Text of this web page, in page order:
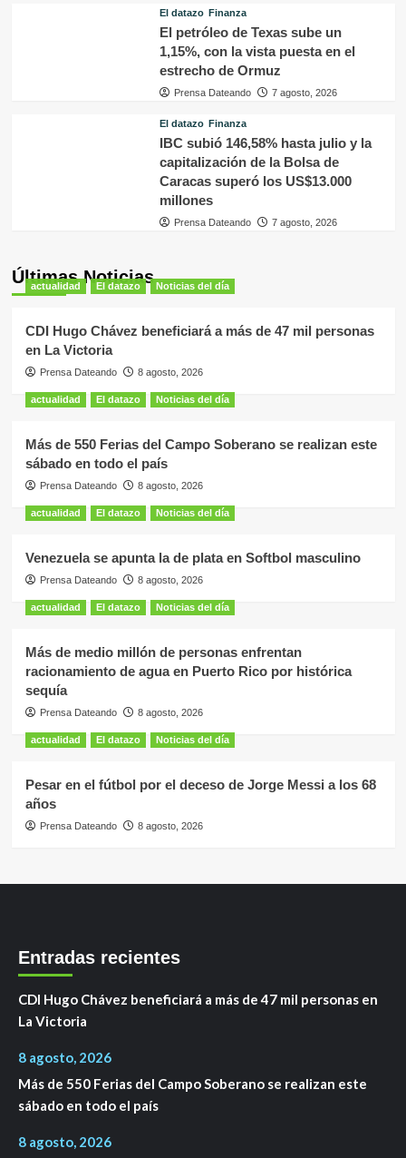
El datazo Finanza
El petróleo de Texas sube un
1,15%, con la vista puesta en el
estrecho de Ormuz
Prensa Dateando 7 agosto, 2026
El datazo Finanza
IBC subió 146,58% hasta julio y la
capitalización de la Bolsa de
Caracas superó los US$13.000
millones
Prensa Dateando 7 agosto, 2026
Últimas Noticias
actualidad El datazo Noticias del día
CDI Hugo Chávez beneficiará a más de 47 mil personas
en La Victoria
Prensa Dateando 8 agosto, 2026
actualidad El datazo Noticias del día
Más de 550 Ferias del Campo Soberano se realizan este
sábado en todo el país
Prensa Dateando 8 agosto, 2026
actualidad El datazo Noticias del día
Venezuela se apunta la de plata en Softbol masculino
Prensa Dateando 8 agosto, 2026
actualidad El datazo Noticias del día
Más de medio millón de personas enfrentan
racionamiento de agua en Puerto Rico por histórica
sequía
Prensa Dateando 8 agosto, 2026
actualidad El datazo Noticias del día
Pesar en el fútbol por el deceso de Jorge Messi a los 68
años
Prensa Dateando 8 agosto, 2026
Entradas recientes
CDI Hugo Chávez beneficiará a más de 47 mil personas en
La Victoria
8 agosto, 2026
Más de 550 Ferias del Campo Soberano se realizan este
sábado en todo el país
8 agosto, 2026